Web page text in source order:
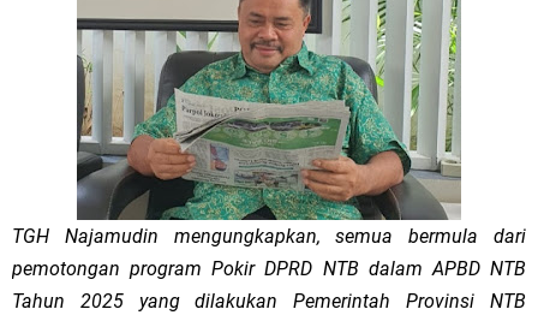
TGH Najamudin mengungkapkan, semua bermula dari
pemotongan program Pokir DPRD NTB dalam APBD NTB
Tahun 2025 yang dilakukan Pemerintah Provinsi NTB